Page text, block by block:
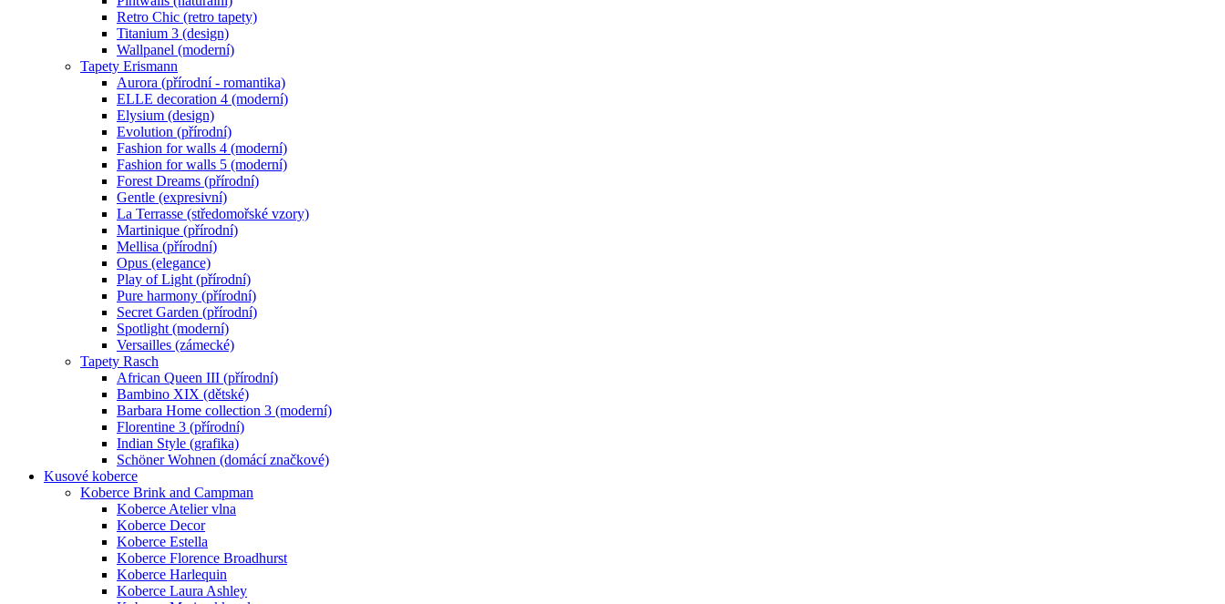
Retro Chic (retro tapety)
Titanium 3 (design)
Wallpanel (moderní)
Tapety Erismann
Aurora (přírodní - romantika)
ELLE decoration 4 (moderní)
Elysium (design)
Evolution (přírodní)
Fashion for walls 4 (moderní)
Fashion for walls 5 (moderní)
Forest Dreams (přírodní)
Gentle (expresivní)
La Terrasse (středomořské vzory)
Martinique (přírodní)
Mellisa (přírodní)
Opus (elegance)
Play of Light (přírodní)
Pure harmony (přírodní)
Secret Garden (přírodní)
Spotlight (moderní)
Versailles (zámecké)
Tapety Rasch
African Queen III (přírodní)
Bambino XIX (dětské)
Barbara Home collection 3 (moderní)
Florentine 3 (přírodní)
Indian Style (grafika)
Schöner Wohnen (domácí značkové)
Kusové koberce
Koberce Brink and Campman
Koberce Atelier vlna
Koberce Decor
Koberce Estella
Koberce Florence Broadhurst
Koberce Harlequin
Koberce Laura Ashley